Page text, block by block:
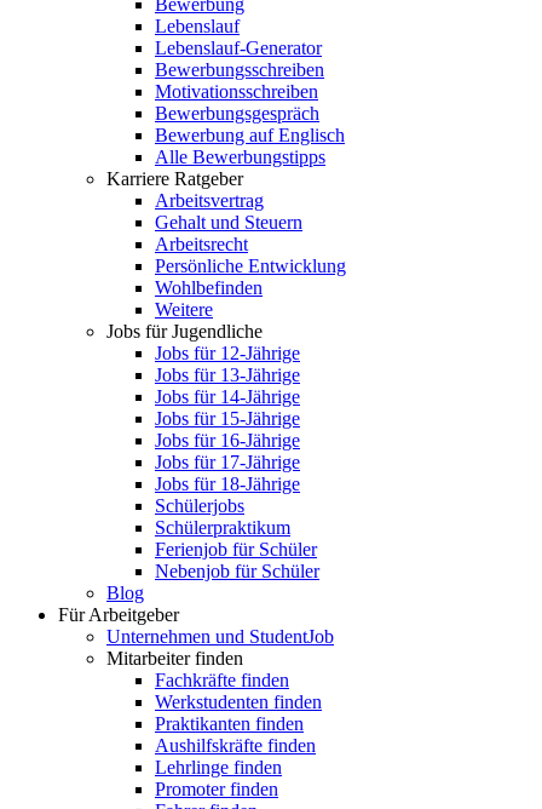
Bewerbung
Lebenslauf
Lebenslauf-Generator
Bewerbungsschreiben
Motivationsschreiben
Bewerbungsgespräch
Bewerbung auf Englisch
Alle Bewerbungstipps
Karriere Ratgeber
Arbeitsvertrag
Gehalt und Steuern
Arbeitsrecht
Persönliche Entwicklung
Wohlbefinden
Weitere
Jobs für Jugendliche
Jobs für 12-Jährige
Jobs für 13-Jährige
Jobs für 14-Jährige
Jobs für 15-Jährige
Jobs für 16-Jährige
Jobs für 17-Jährige
Jobs für 18-Jährige
Schülerjobs
Schülerpraktikum
Ferienjob für Schüler
Nebenjob für Schüler
Blog
Für Arbeitgeber
Unternehmen und StudentJob
Mitarbeiter finden
Fachkräfte finden
Werkstudenten finden
Praktikanten finden
Aushilfskräfte finden
Lehrlinge finden
Promoter finden